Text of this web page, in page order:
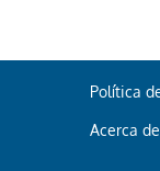
Política
Acerca